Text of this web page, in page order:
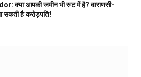
क्या आपकी जमीन भी रुट में है? वाराणसी-
सकती है करोड़पति!